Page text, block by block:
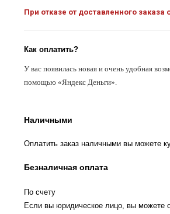
При отказе от доставленного
Как оплатить?
У вас появилась новая и очень удобная
помощью «Яндекс Деньги».
Наличными
Оплатить заказ наличными вы можете
Безналичная оплата
По счету
Если вы юридическое лицо, вы можете